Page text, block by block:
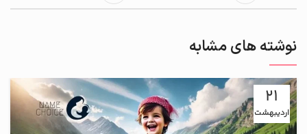
نوشته های مشابه
21
اردیبهشت